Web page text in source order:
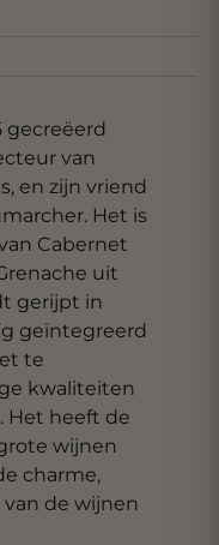
gecreëerd
van
en zijn vriend
Het is
Cabernet
uit
gerijpt in
geïntegreerd
te
kwaliteiten
Het heeft de
wijnen
charme,
de wijnen